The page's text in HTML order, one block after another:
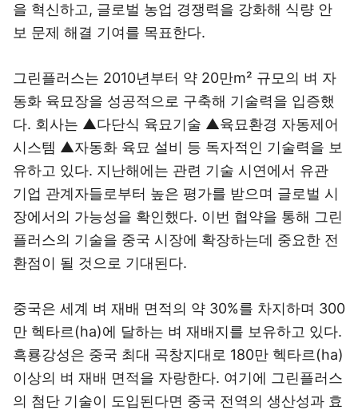
을 혁신하고, 글로벌 농업 경쟁력을 강화해 식량 안
보 문제 해결 기여를 목표한다.
그린플러스는 2010년부터 약 20만m² 규모의 벼 자
동화 육묘장을 성공적으로 구축해 기술력을 입증했
다. 회사는 ▲다단식 육묘기술 ▲육묘환경 자동제어
시스템 ▲자동화 육묘 설비 등 독자적인 기술력을 보
유하고 있다. 지난해에는 관련 기술 시연에서 유관
기업 관계자들로부터 높은 평가를 받으며 글로벌 시
장에서의 가능성을 확인했다. 이번 협약을 통해 그린
플러스의 기술을 중국 시장에 확장하는데 중요한 전
환점이 될 것으로 기대된다.
중국은 세계 벼 재배 면적의 약 30%를 차지하며 300
만 헥타르(ha)에 달하는 벼 재배지를 보유하고 있다.
흑룡강성은 중국 최대 곡창지대로 180만 헥타르(ha)
이상의 벼 재배 면적을 자랑한다. 여기에 그린플러스
의 첨단 기술이 도입된다면 중국 전역의 생산성과 효